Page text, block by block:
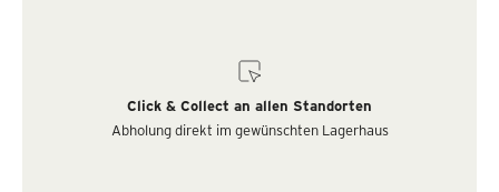
Click & Collect an allen Standorten
Abholung direkt im gewünschten Lagerhaus